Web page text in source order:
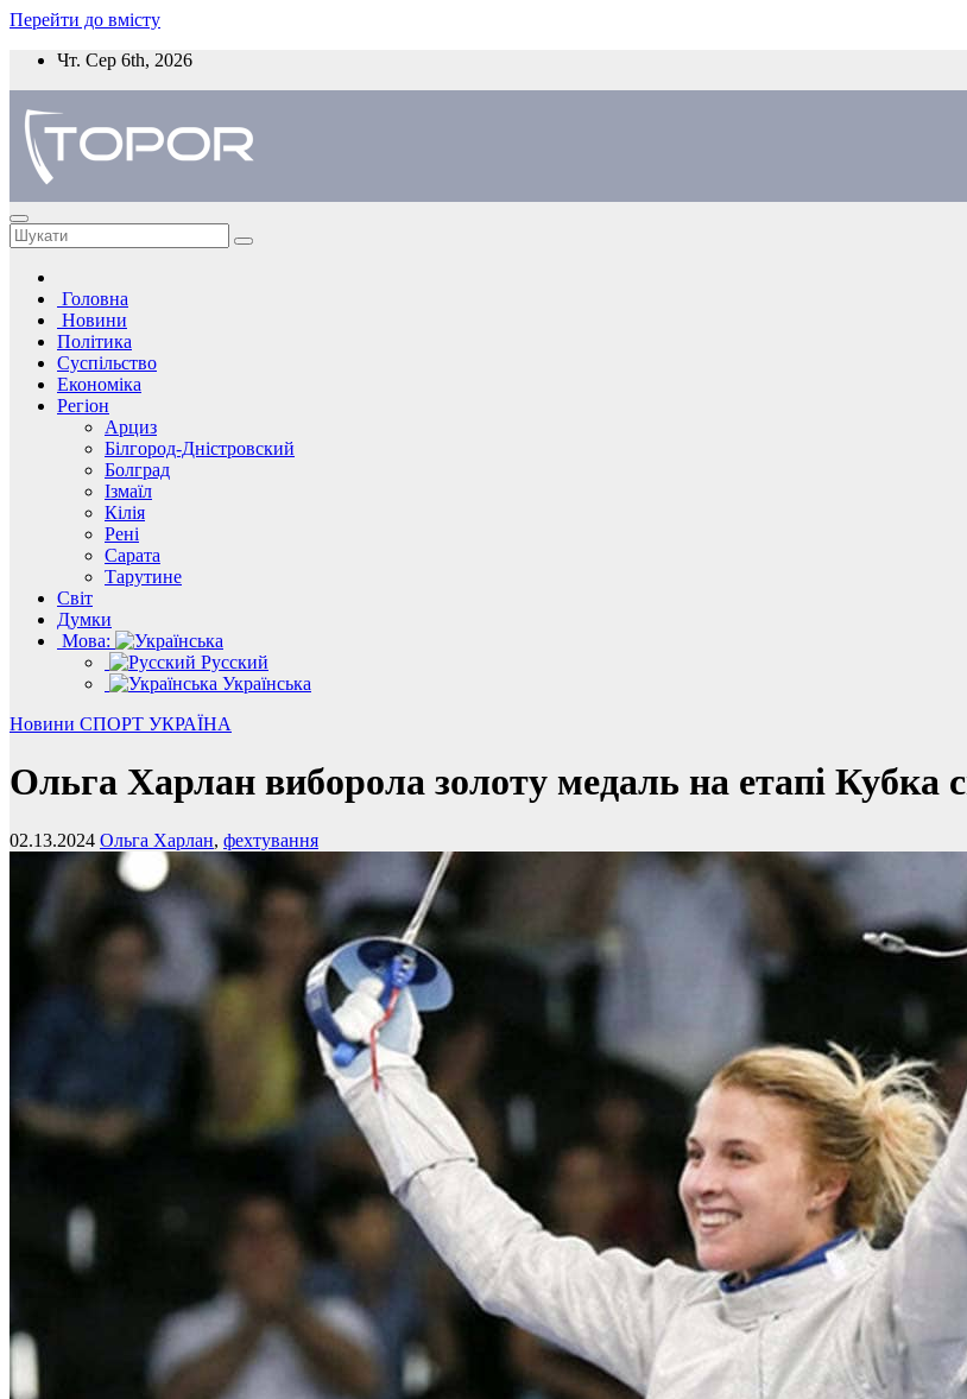
Перейти до вмісту
Чт. Сер 6th, 2026
Головна
Новини
Політика
Суспільство
Економіка
Регіон
Арциз
Білгород-Дністровский
Болград
Ізмаїл
Кілія
Рені
Сарата
Тарутине
Світ
Думки
Мова:
Русский
Українська
Новини СПОРТ УКРАЇНА
Ольга Харлан виборола золоту медаль на етапі Кубка
02.13.2024 Ольга Харлан, фехтування